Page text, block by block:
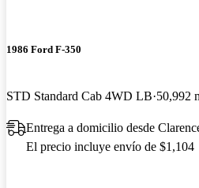
1986 Ford F-350
STD Standard Cab 4WD LB 50,992
Entrega a domicilio desde
El precio incluye envío de $1,104